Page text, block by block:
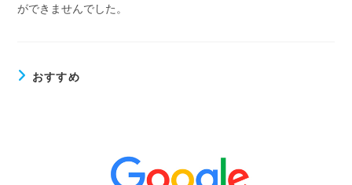
ができませんでした。
おすすめ